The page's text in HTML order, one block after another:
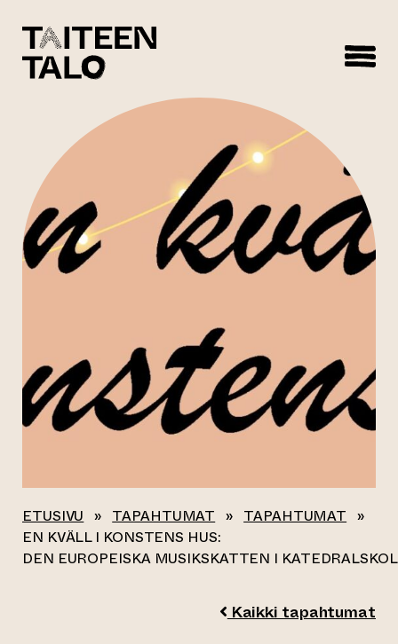
ETUSIVU » TAPAHTUMAT » TAPAHTUMAT »
EN KVÄLL I KONSTENS HUS:
DEN EUROPEISKA MUSIKSKATTEN I
Kaikki tapahtumat